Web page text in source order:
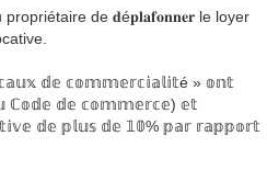
de 𝐝é𝐩𝐥𝐚𝐟𝐨𝐧𝐧𝐞𝐫 le loyer
𝕕𝕖 𝕔𝕠𝕞𝕞𝕖𝕣𝕔𝕚𝕒𝕝𝕚𝕥é » 𝕠𝕟𝕥
ℂ𝕠𝕕𝕖 𝕕𝕖 𝕔𝕠𝕞𝕞𝕖𝕣𝕔𝕖) 𝕖𝕥
𝕕𝕖 𝕡𝕝𝕦𝕤 𝕕𝕖 𝟙𝟘% 𝕡𝕒𝕣 𝕣𝕒𝕡𝕡𝕠𝕣𝕥